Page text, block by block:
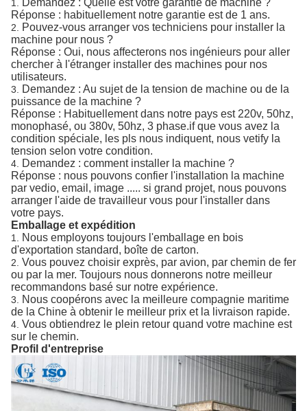
1. Demandez : Quelle est votre garantie de machine ?
Réponse : habituellement notre garantie est de 1 ans.
2. Pouvez-vous arranger vos techniciens pour installer la
machine pour nous ?
Réponse : Oui, nous affecterons nos ingénieurs pour aller
chercher à l'étranger installer des machines pour nos
utilisateurs.
3. Demandez : Au sujet de la tension de machine ou de la
puissance de la machine ?
Réponse : Habituellement dans notre pays est 220v, 50hz,
monophasé, ou 380v, 50hz, 3 phase.if que vous avez la
condition spéciale, les pls nous indiquent, nous vetify la
tension selon votre condition.
4. Demandez : comment installer la machine ?
Réponse : nous pouvons confier l'installation la machine
par vedio, email, image ..... si grand projet, nous pouvons
arranger l'aide de travailleur vous pour l'installer dans
votre pays.
Emballage et expédition
1. Nous employons toujours l'emballage en bois
d'exportation standard, boîte de carton.
2. Vous pouvez choisir exprès, par avion, par chemin de fer
ou par la mer. Toujours nous donnerons notre meilleur
recommandons basé sur notre expérience.
3. Nous coopérons avec la meilleure compagnie maritime
de la Chine à obtenir le meilleur prix et la livraison rapide.
4. Vous obtiendrez le plein retour quand votre machine est
sur le chemin.
Profil d'entreprise